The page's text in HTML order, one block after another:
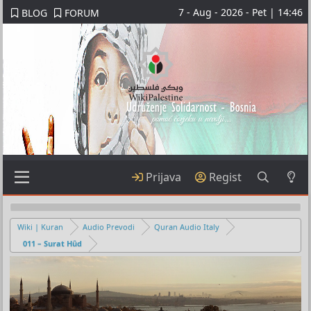
BLOG FORUM 7 - Aug - 2026 - Pet | 14:46
Prijava Regist
Wiki | Kuran Audio Prevodi
Quran Audio Italy
011 – Surat Hûd